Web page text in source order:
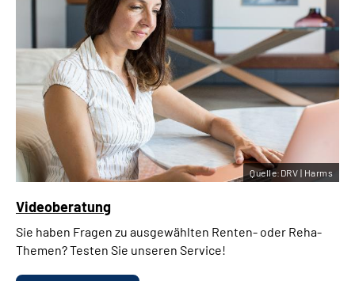
Videoberatung
Sie haben Fragen zu ausgewählten Renten- oder Reha-
Themen? Testen Sie unseren Service!
Quelle:DRV | Harms